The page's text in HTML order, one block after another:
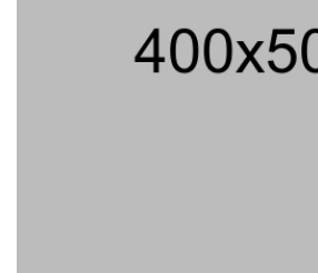
02/08/2026 14:42 WIB ||
Jika Banding Juga Ditolak,